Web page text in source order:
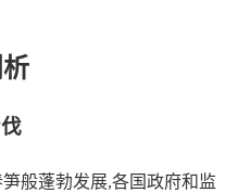
般蓬勃发展,各国政府和监